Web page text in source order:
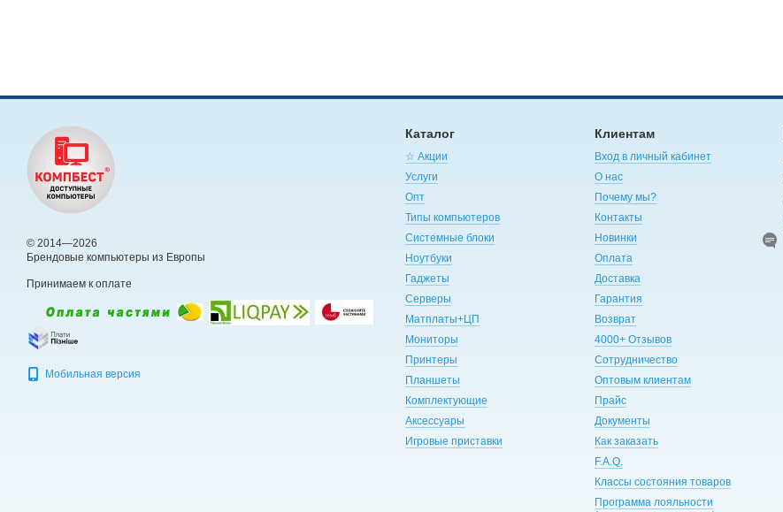
© 2014—2026
Брендовые компьютеры из Европы
Принимаем к оплате
Мобильная версия
Каталог
☆ Акции
Услуги
Опт
Типы компьютеров
Системные блоки
Ноутбуки
Гаджеты
Серверы
Матплаты+ЦП
Мониторы
Принтеры
Планшеты
Комплектующие
Аксессуары
Игровые приставки
Клиентам
Вход в личный кабинет
О нас
Почему мы?
Контакты
Новинки
Оплата
Доставка
Гарантия
Возврат
4000+ Отзывов
Сотрудничество
Оптовым клиентам
Прайс
Документы
Как заказать
F.A.Q.
Классы состояния товаров
Программа лояльности